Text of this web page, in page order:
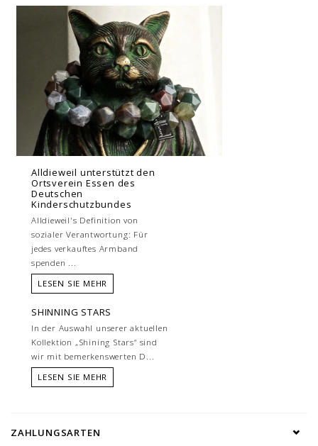
Alldieweil unterstützt den
Ortsverein Essen des
Deutschen
Kinderschutzbundes
Alldieweil's Definition von
sozialer Verantwortung: Für
jedes verkauftes Armband
spenden ...
LESEN SIE MEHR
SHINNING STARS
In der Auswahl unserer aktuellen
Kollektion „Shining Stars“ sind
wir mit bemerkenswerten D...
LESEN SIE MEHR
ZAHLUNGSARTEN